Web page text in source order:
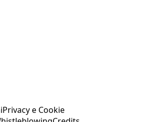
Privacy e Cookie